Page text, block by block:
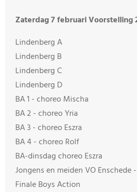
Zaterdag 7 februari Voorstelling
Lindenberg A
Lindenberg B
Lindenberg C
Lindenberg D
BA 1 - choreo Mischa
BA 2 - choreo Yria
BA 3 - choreo Eszra
BA 4 - choreo Rolf
BA-dinsdag choreo Eszra
Jongens en meiden VO Enschede
Finale Boys Action